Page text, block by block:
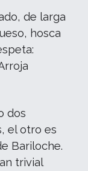
de larga
hosca
dos
el otro es
Bariloche.
trivial